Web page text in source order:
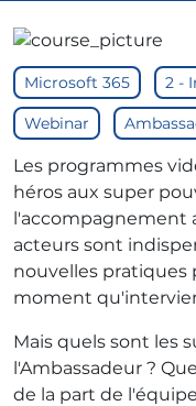
Les programmes
héros aux super
l'accompagnement
acteurs sont
nouvelles pratiques
moment
Mais quels sont les
l'Ambassadeur ?
de la part de
Microsoft 365 2 -
Webinar